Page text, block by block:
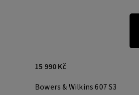
Bowers & Wilkins 607 S3
15 990 Kč